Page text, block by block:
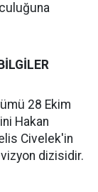
28 Ekim
Hakan
Civelek'in
dizisidir.